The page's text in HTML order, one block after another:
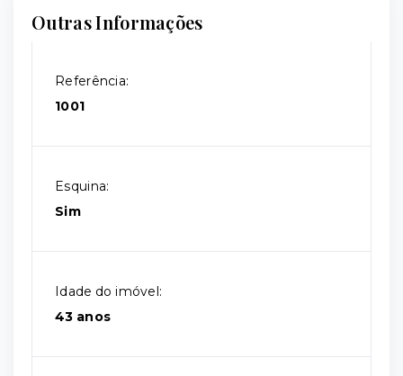
Outras Informações
Referência:
1001
Esquina:
Sim
Idade do imóvel:
43 anos